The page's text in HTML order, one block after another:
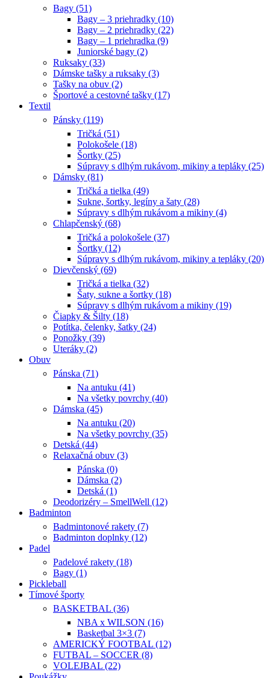
Bagy (51)
Bagy – 3 priehradky (10)
Bagy – 2 priehradky (22)
Bagy – 1 priehradka (9)
Juniorské bagy (2)
Ruksaky (33)
Dámske tašky a ruksaky (3)
Tašky na obuv (2)
Športové a cestovné tašky (17)
Textil
Pánsky (119)
Tričká (51)
Polokošele (18)
Šortky (25)
Súpravy s dlhým rukávom, mikiny a tepláky (25)
Dámsky (81)
Tričká a tielka (49)
Sukne, šortky, legíny a šaty (28)
Súpravy s dlhým rukávom a mikiny (4)
Chlapčenský (68)
Tričká a polokošele (37)
Šortky (12)
Súpravy s dlhým rukávom, mikiny a tepláky (20)
Dievčenský (69)
Tričká a tielka (32)
Šaty, sukne a šortky (18)
Súpravy s dlhým rukávom a mikiny (19)
Čiapky & Šilty (18)
Potítka, čelenky, šatky (24)
Ponožky (39)
Uteráky (2)
Obuv
Pánska (71)
Na antuku (41)
Na všetky povrchy (40)
Dámska (45)
Na antuku (20)
Na všetky povrchy (35)
Detská (44)
Relaxačná obuv (3)
Pánska (0)
Dámska (2)
Detská (1)
Deodorizéry – SmellWell (12)
Badminton
Badmintonové rakety (7)
Badminton doplnky (12)
Padel
Padelové rakety (18)
Bagy (1)
Pickleball
Tímové športy
BASKETBAL (36)
NBA x WILSON (16)
Basketbal 3×3 (7)
AMERICKÝ FOOTBAL (12)
FUTBAL – SOCCER (8)
VOLEJBAL (22)